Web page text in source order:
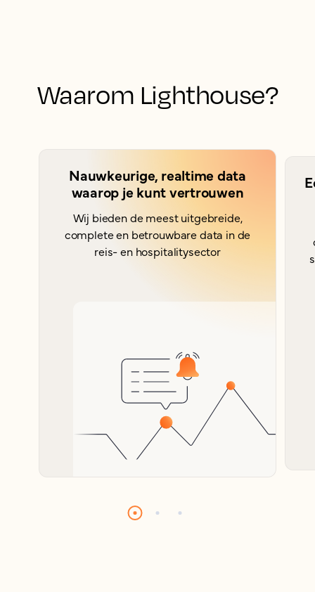
Waarom Lighthouse?
Nauwkeurige, realtime data
waarop je kunt vertrouwen
Wij bieden de meest uitgebreide,
complete en betrouwbare data in de
reis- en hospitalitysector